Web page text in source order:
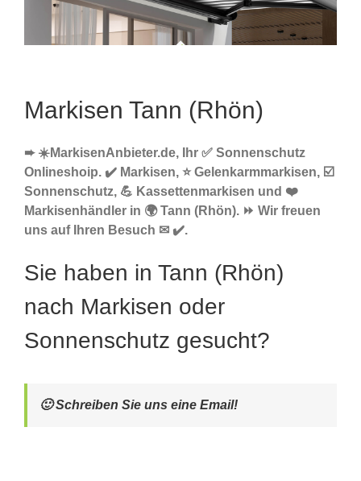
Markisen Tann (Rhön)
➨ ☀️MarkisenAnbieter.de, Ihr ✅ Sonnenschutz
Onlineshoip. ✔️ Markisen, ⭐ Gelenkarmmarkisen, ☑️
Sonnenschutz, 💪 Kassettenmarkisen und ❤️
Markisenhändler in 🌍 Tann (Rhön). ⏩ Wir freuen
uns auf Ihren Besuch ✉ ✔️.
Sie haben in Tann (Rhön)
nach Markisen oder
Sonnenschutz gesucht?
🙂 Schreiben Sie uns eine Email!